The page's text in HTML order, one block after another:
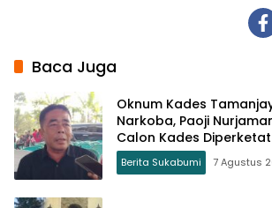
Baca Juga
Oknum Kades
Narkoba, Paoji
Calon Kades Diperketat
Berita Sukabumi 7 Agustus